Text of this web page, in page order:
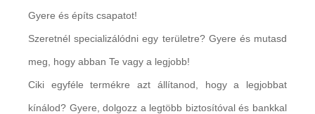
Gyere és építs csapatot!
Szeretnél specializálódni egy területre? Gyere és mutasd
meg, hogy abban Te vagy a legjobb!
Ciki egyféle termékre azt állítanod, hogy a legjobbat
kínálod? Gyere, dolgozz a legtöbb biztosítóval és bankkal